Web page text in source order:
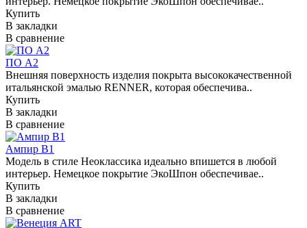
Купить
В закладки
В сравнение
ПО А2
Внешняя поверхность изделия покрыта высококачественной
итальянской эмалью RENNER, которая обеспечива..
Купить
В закладки
В сравнение
Ампир В1
Модель в стиле Неоклассика идеально впишется в любой
интерьер. Немецкое покрытие ЭкоШпон обеспечивае..
Купить
В закладки
В сравнение